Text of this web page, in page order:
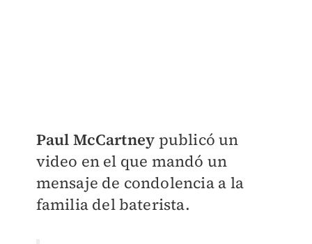
Paul McCartney publicó un
video en el que mandó un
mensaje de condolencia a la
familia del baterista.